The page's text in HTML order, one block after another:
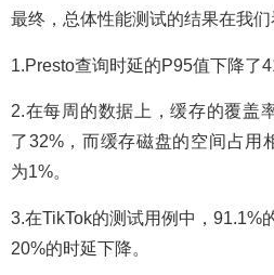
最终，总体性能测试的结果在我们
1.Presto查询时延的P95值下降了
2.在每周的数据上，缓存的覆盖
了32%，而缓存磁盘的空间占用
为1%。
3.在TikTok的测试用例中，91.1%
20%的时延下降。